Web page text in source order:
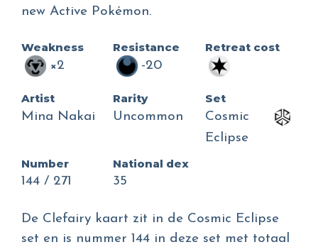
new Active Pokémon.
Weakness
×2
Resistance
-20
Retreat cost
Artist
Mina Nakai
Rarity
Uncommon
Set
Cosmic
Eclipse
Number
144 / 271
National dex
35
De Clefairy kaart zit in de Cosmic Eclipse
set en is nummer 144 in deze set met totaal